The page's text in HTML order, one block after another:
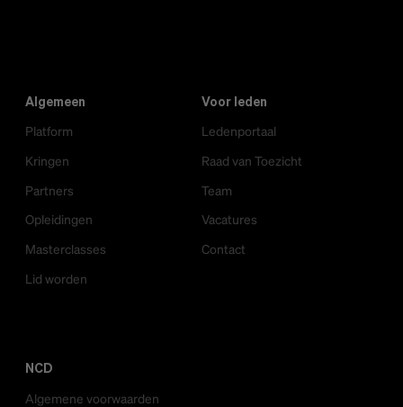
Algemeen
Platform
Kringen
Partners
Opleidingen
Masterclasses
Lid worden
Voor leden
Ledenportaal
Raad van Toezicht
Team
Vacatures
Contact
NCD
Algemene voorwaarden